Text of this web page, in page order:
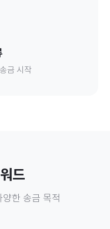
금 시작
드
양한 송금 목적